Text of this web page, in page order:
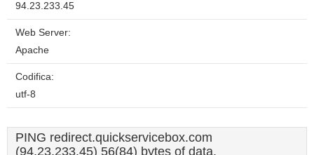
94.23.233.45
Web Server:
Apache
Codifica:
utf-8
PING redirect.quickservicebox.com
(94.23.233.45) 56(84) bytes of data.